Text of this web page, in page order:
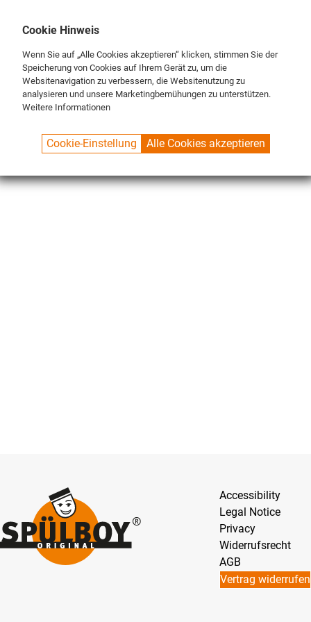
SPUELBOY.DE SHOP NU ON TOUR® HYGIENE MODULES
Accessibility
Legal Notice
Privacy
Widerrufsrecht
AGB
Vertrag widerrufen
Cookie Hinweis
Wenn Sie auf „Alle Cookies akzeptieren“ klicken, stimmen Sie der
Speicherung von Cookies auf Ihrem Gerät zu, um die
Websitenavigation zu verbessern, die Websitenutzung zu
analysieren und unsere Marketingbemühungen zu unterstützen.
Weitere Informationen
Cookie-Einstellung Alle Cookies akzeptieren